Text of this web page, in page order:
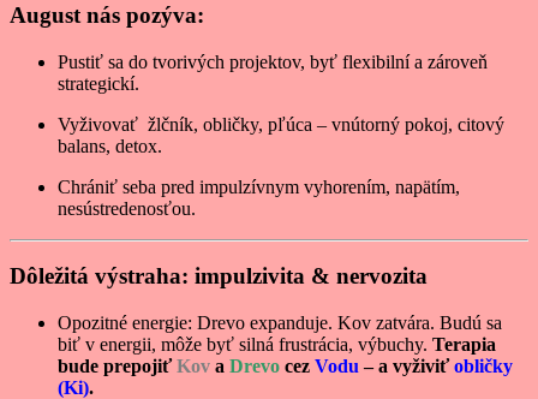
August nás pozýva:
Pustiť sa do tvorivých projektov, byť flexibilní a zároveň
strategickí.
Vyživovať žlčník, obličky, pľúca – vnútorný pokoj, citový
balans, detox.
Chrániť seba pred impulzívnym vyhorením, napätím,
nesústredenosťou.
Dôležitá výstraha: impulzivita & nervozita
Opozitné energie: Drevo expanduje. Kov zatvára. Budú sa
biť v energii, môže byť silná frustrácia, výbuchy. Terapia
bude prepojiťKov a Drevo cez Vodu – a vyživiťobličky
(Ki).